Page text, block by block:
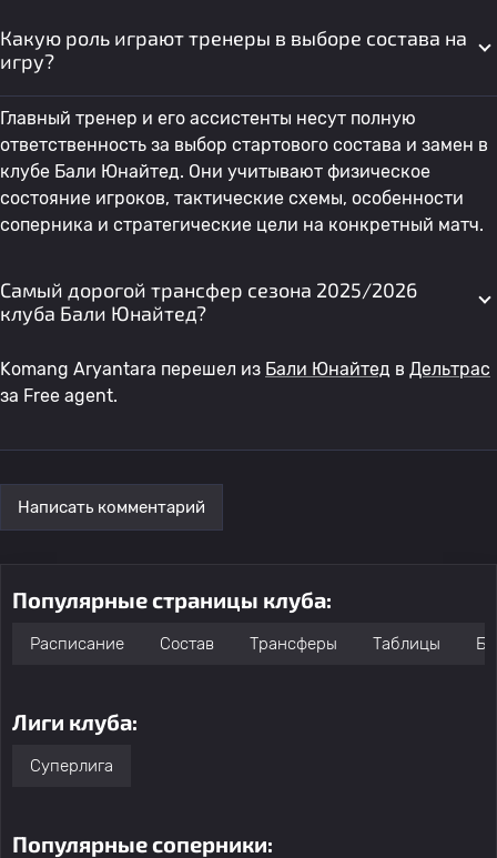
Какую роль играют тренеры в выборе состава на
игру?
Главный тренер и его ассистенты несут полную
ответственность за выбор стартового состава и замен в
клубе Бали Юнайтед. Они учитывают физическое
состояние игроков, тактические схемы, особенности
соперника и стратегические цели на конкретный матч.
Самый дорогой трансфер сезона 2025/2026
клуба Бали Юнайтед?
Komang Aryantara перешел из Бали Юнайтед в Дельтрас
за Free agent.
Написать комментарий
Популярные страницы клуба:
Расписание Состав Трансферы Таблицы
Лиги клуба:
Суперлига
Популярные соперники: